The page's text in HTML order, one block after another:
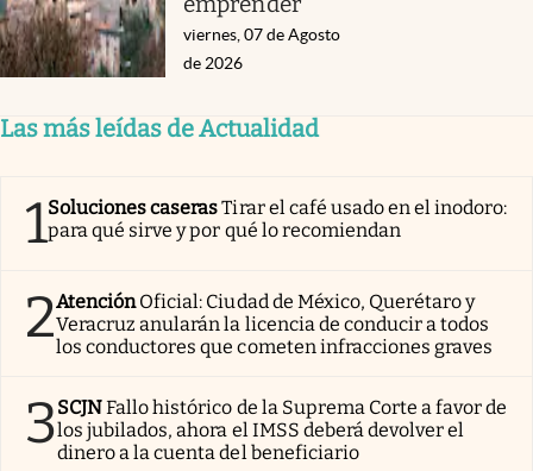
viernes, 07 de Agosto
de 2026
Las más leídas de Actualidad
1Soluciones caserasTirar el café usado en el inodoro:
para qué sirve y por qué lo recomiendan
2AtenciónOficial: Ciudad de México, Querétaro y
Veracruz anularán la licencia de conducir a todos
los conductores que cometen infracciones graves
3SCJNFallo histórico de la Suprema Corte a favor de
los jubilados, ahora el IMSS deberá devolver el
dinero a la cuenta del beneficiario